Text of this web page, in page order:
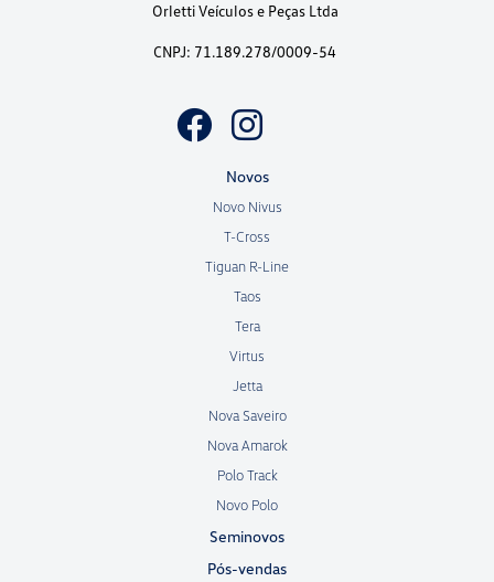
Orletti Veículos e Peças Ltda
CNPJ: 71.189.278/0009-54
Novos
Novo Nivus
T-Cross
Tiguan R-Line
Taos
Tera
Virtus
Jetta
Nova Saveiro
Nova Amarok
Polo Track
Novo Polo
Seminovos
Pós-vendas